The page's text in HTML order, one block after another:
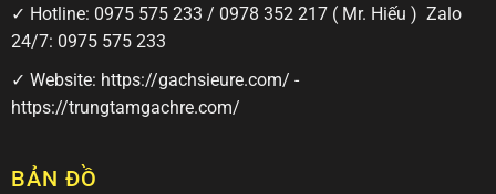
✓ Hotline: 0975 575 233 / 0978 352 217( Mr. Hiếu ) Zalo
24/7: 0975 575 233
✓ Website: https://gachsieure.com/ -
https://trungtamgachre.com/
BẢN ĐỒ